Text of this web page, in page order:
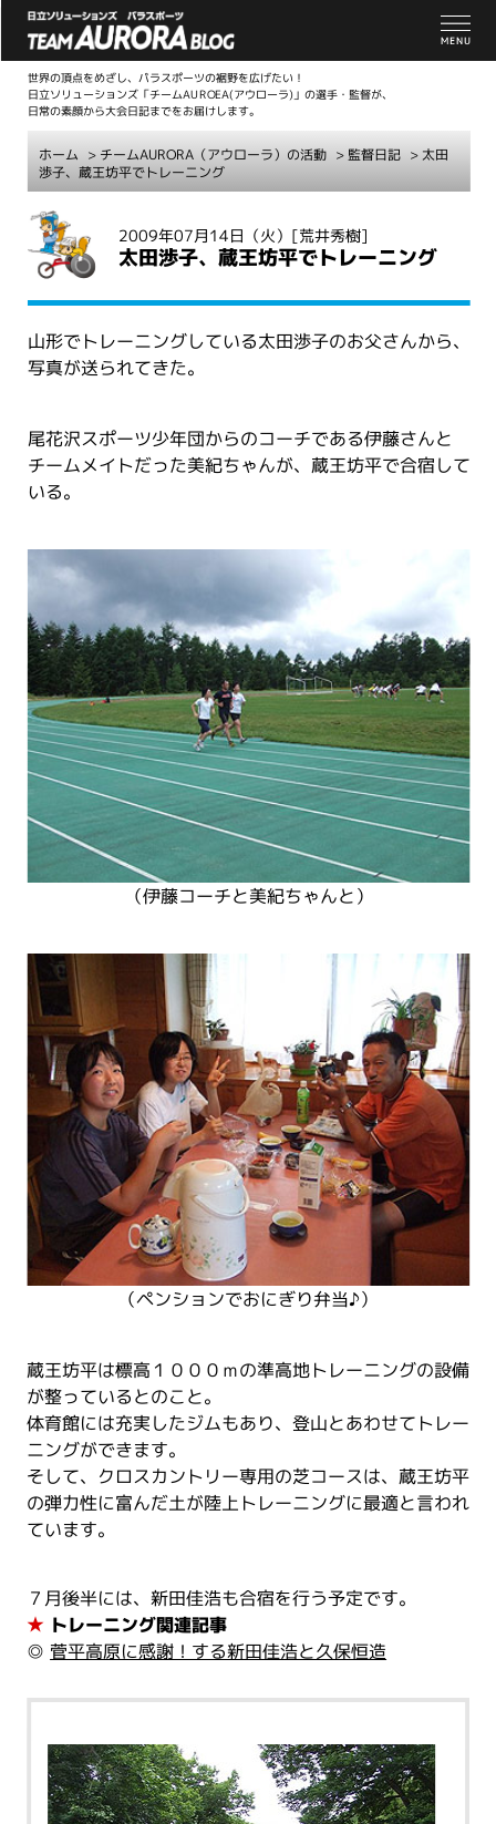
世界の頂点をめざし、パラスポーツの裾野を広げたい！
日立ソリューションズ「チームAUROEA(アウローラ)」の選手・監督が、
日常の素顔から大会日記までをお届けします。
ホーム > チームAURORA（アウローラ）の活動 > 監督日記 > 太田
渉子、蔵王坊平でトレーニング
2009年07月14日（火） [荒井秀樹]
太田渉子、蔵王坊平でトレーニング
山形でトレーニングしている太田渉子のお父さんから、
写真が送られてきた。
尾花沢スポーツ少年団からのコーチである伊藤さんと
チームメイトだった美紀ちゃんが、蔵王坊平で合宿して
いる。
（伊藤コーチと美紀ちゃんと）
（ペンションでおにぎり弁当♪）
蔵王坊平は標高１０００ｍの準高地トレーニングの設備
が整っているとのこと。
体育館には充実したジムもあり、登山とあわせてトレー
ニングができます。
そして、クロスカントリー専用の芝コースは、蔵王坊平
の弾力性に富んだ土が陸上トレーニングに最適と言われ
ています。
７月後半には、新田佳浩も合宿を行う予定です。
★ トレーニング関連記事
◎ 菅平高原に感謝！する新田佳浩と久保恒造